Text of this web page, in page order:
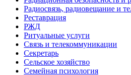
Радиосвязь, радиовещание и
Реставрация
РЖД
Ритуальные услуги
Связь и телекоммуникации
Секретарь
Сельское хозяйство
Семейная психология